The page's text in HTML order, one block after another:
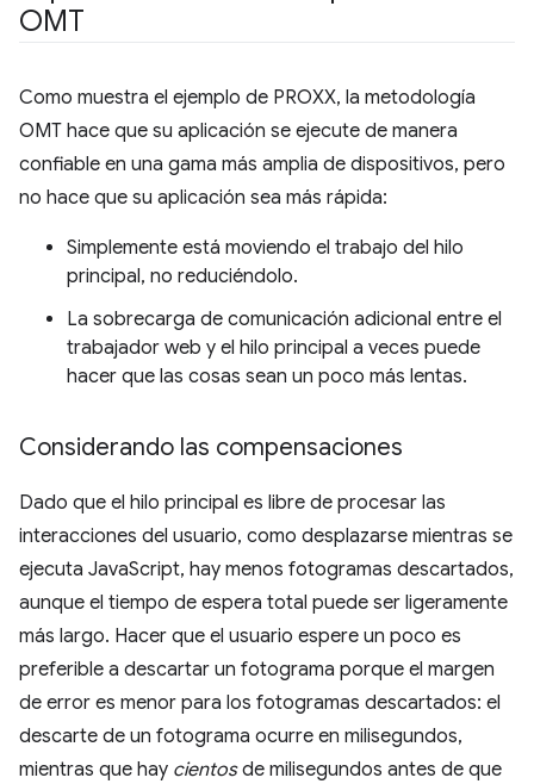
OMT
Como muestra el ejemplo de PROXX, la metodología
OMT hace que su aplicación se ejecute de manera
confiable en una gama más amplia de dispositivos, pero
no hace que su aplicación sea más rápida:
Simplemente está moviendo el trabajo del hilo
principal, no reduciéndolo.
La sobrecarga de comunicación adicional entre el
trabajador web y el hilo principal a veces puede
hacer que las cosas sean un poco más lentas.
Considerando las compensaciones
Dado que el hilo principal es libre de procesar las
interacciones del usuario, como desplazarse mientras se
ejecuta JavaScript, hay menos fotogramas descartados,
aunque el tiempo de espera total puede ser ligeramente
más largo. Hacer que el usuario espere un poco es
preferible a descartar un fotograma porque el margen
de error es menor para los fotogramas descartados: el
descarte de un fotograma ocurre en milisegundos,
mientras que hay cientosde milisegundos antes de que